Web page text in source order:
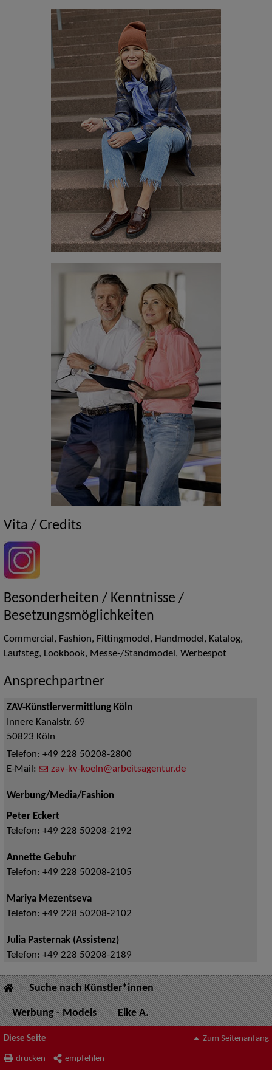
Vita / Credits
Besonderheiten / Kenntnisse /
Besetzungsmöglichkeiten
Commercial, Fashion, Fittingmodel, Handmodel, Katalog,
Laufsteg, Lookbook, Messe-/Standmodel, Werbespot
Ansprechpartner
ZAV-Künstlervermittlung Köln
Innere Kanalstr. 69
50823 Köln
Telefon: +49 228 50208-2800
E-Mail:
zav-kv-koeln@arbeitsagentur.de
Werbung/Media/Fashion
Peter Eckert
Telefon: +49 228 50208-2192
Annette Gebuhr
Telefon: +49 228 50208-2105
Mariya Mezentseva
Telefon: +49 228 50208-2102
Julia Pasternak (Assistenz)
Telefon: +49 228 50208-2189
Suche nach Künstler*innen
Werbung - Models Elke A.
Diese Seite
drucken empfehlen
Zum Seitenanfang